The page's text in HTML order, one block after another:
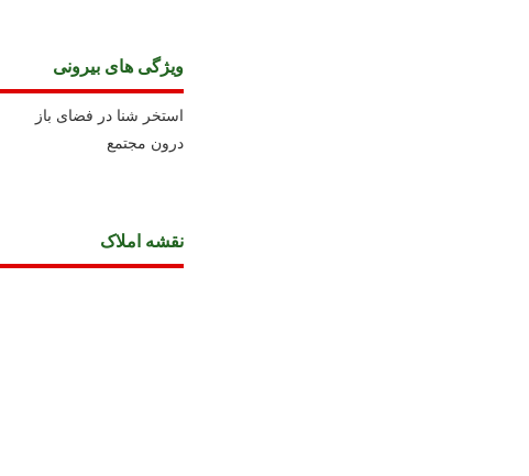
ویژگی های بیرونی
استخر شنا در فضای باز
درون مجتمع
نقشه املاک